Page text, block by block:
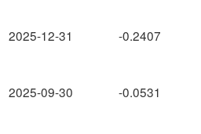
2025-12-31
2025-09-30
-0.2407
-0.0531